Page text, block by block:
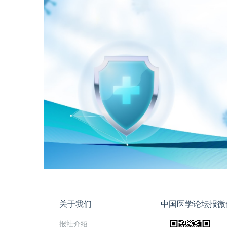
关于我们
报社介绍
中国医学论坛报